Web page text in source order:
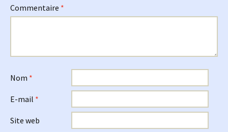
Commentaire *
Nom *
E-mail *
Site web